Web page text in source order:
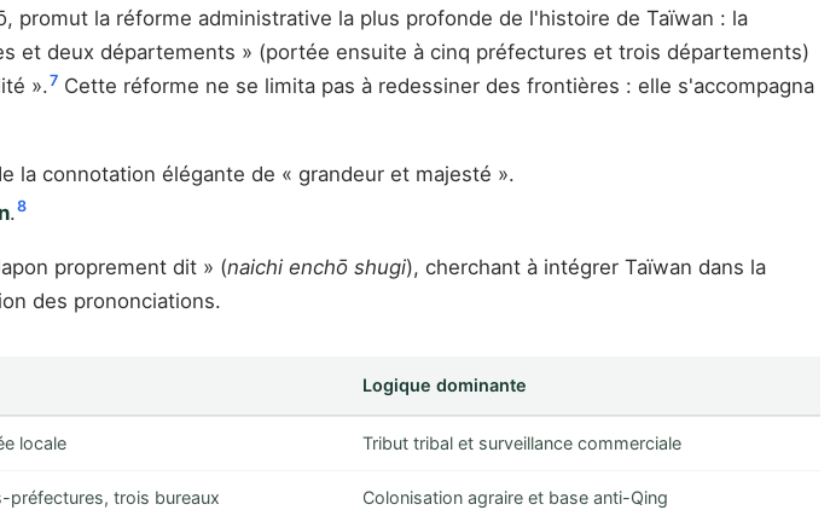
promut la réforme administrative la plus profonde de l'histoire de Taïwan : la
et deux départements » (portée ensuite à cinq préfectures et trois départements)
».7 Cette réforme ne se limita pas à redessiner des frontières : elle s'accompagna
la connotation élégante de « grandeur et majesté ».
.8
proprement dit » (naichi enchō shugi), cherchant à intégrer Taïwan dans la
des prononciations.
Logique dominante
locale Tribut tribal et surveillance commerciale
préfectures, trois bureaux Colonisation agraire et base anti-Qing